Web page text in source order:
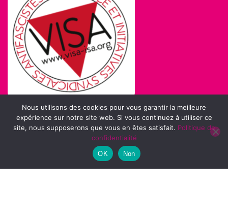
Nous utilisons des cookies pour vous garantir la meilleure
expérience sur notre site web. Si vous continuez à utiliser ce
site, nous supposerons que vous en êtes satisfait. Politique de
confidentialité
OK Non